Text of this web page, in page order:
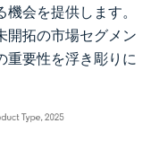
会を提供します。
開拓の市場セグメン
重要性を浮き彫りに